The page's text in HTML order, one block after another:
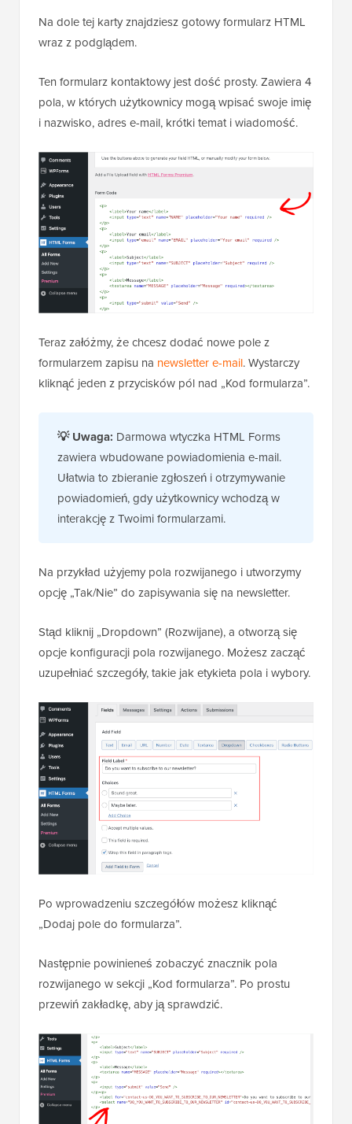
Na dole tej karty znajdziesz gotowy formularz HTML
wraz z podglądem.
Ten formularz kontaktowy jest dość prosty. Zawiera 4
pola, w których użytkownicy mogą wpisać swoje imię
i nazwisko, adres e-mail, krótki temat i wiadomość.
Teraz załóżmy, że chcesz dodać nowe pole z
formularzem zapisu na newsletter e-mail. Wystarczy
kliknąć jeden z przycisków pól nad „Kod formularza”.
💡 Uwaga: Darmowa wtyczka HTML Forms
zawiera wbudowane powiadomienia e-mail.
Ułatwia to zbieranie zgłoszeń i otrzymywanie
powiadomień, gdy użytkownicy wchodzą w
interakcję z Twoimi formularzami.
Na przykład użyjemy pola rozwijanego i utworzymy
opcję „Tak/Nie” do zapisywania się na newsletter.
Stąd kliknij „Dropdown” (Rozwijane), a otworzą się
opcje konfiguracji pola rozwijanego. Możesz zacząć
uzupełniać szczegóły, takie jak etykieta pola i wybory.
Po wprowadzeniu szczegółów możesz kliknąć
„Dodaj pole do formularza”.
Następnie powinieneś zobaczyć znacznik pola
rozwijanego w sekcji „Kod formularza”. Po prostu
przewiń zakładkę, aby ją sprawdzić.